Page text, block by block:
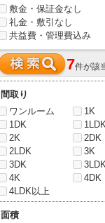
敷金・保証金なし
礼金・敷引なし
共益費・管理費込み
7件が該
間取り
ワンルーム
1K
1DK
2K
2DK
2LDK
3K
3DK
4K
4DK
4LDK以上
面積